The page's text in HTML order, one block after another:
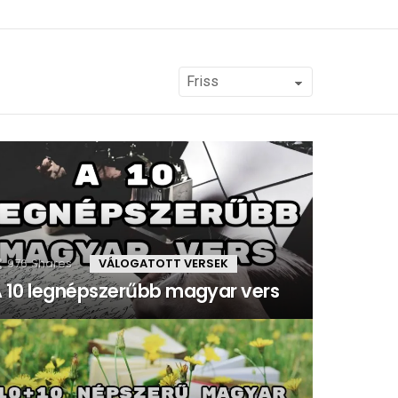
976 Shares VÁLOGATOTT VERSEK
10 legnépszerűbb magyar vers